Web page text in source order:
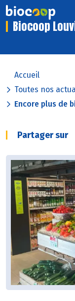
Biocoop
Accueil
Toutes nos
Encore plus de
Partager sur